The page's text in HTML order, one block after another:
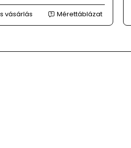
vásárlás Mérettáblázat